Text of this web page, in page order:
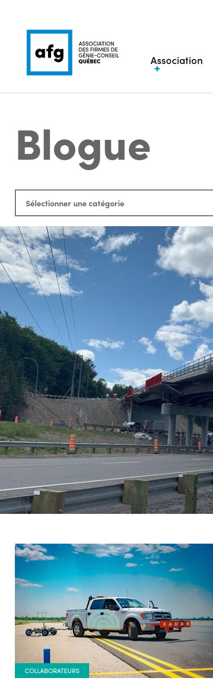
Association
Blogue
COLLABORATEURS